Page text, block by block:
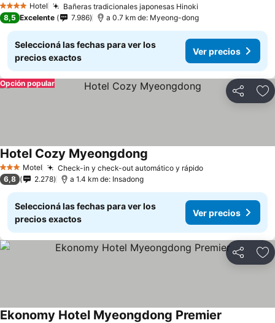
4 EstrellasHotel Bañeras tradicionales japonesas Hinoki
8,5 Excelente 7.986 a 0.7 km de: Myeong-dong
Seleccioná las fechas para ver los
precios exactos
Ver precios
Compartir
Opción popular
3 Estrellas
Motel Check-in y check-out automático y rápido
Hotel Cozy Myeongdong
6,8 2.278 a 1.4 km de: Insadong
Seleccioná las fechas para ver los
precios exactos
Ver precios
Compartir
Ekonomy Hotel Myeongdong Premier